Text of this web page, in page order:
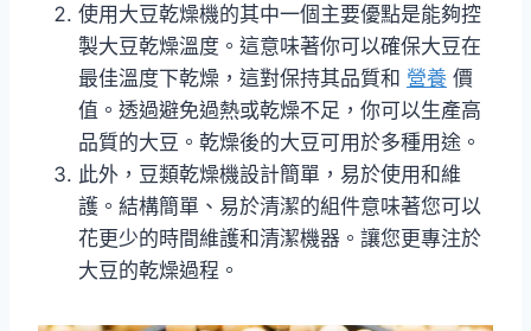
使用大豆乾燥機的其中一個主要優點是能夠控
製大豆乾燥溫度。這意味著你可以確保大豆在
最佳溫度下乾燥，這對保持其品質和 營養 價
值。透過避免過熱或乾燥不足，你可以生產高
品質的大豆。乾燥後的大豆可用於多種用途。
此外，豆類乾燥機設計簡單，易於使用和維
護。結構簡單、易於清潔的組件意味著您可以
花更少的時間維護和清潔機器。讓您更專注於
大豆的乾燥過程。